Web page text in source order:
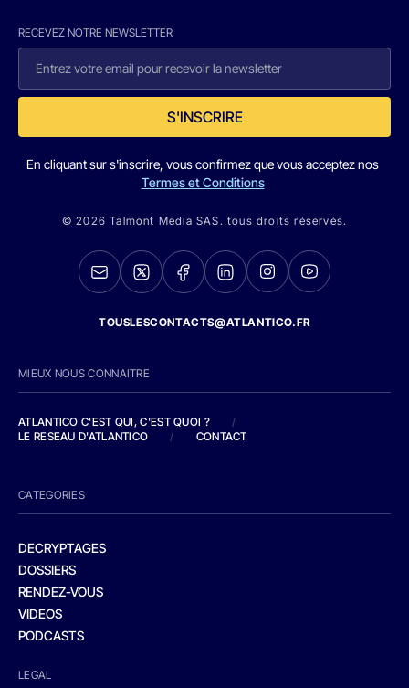
RECEVEZ NOTRE NEWSLETTER
S'INSCRIRE
En cliquant sur s'inscrire, vous confirmez que vous acceptez nos
Termes et Conditions
© 2026 Talmont Media SAS. tous droits réservés.
TOUSLESCONTACTS@ATLANTICO.FR
MIEUX NOUS CONNAITRE
ATLANTICO C'EST QUI, C'EST QUOI ?
/
LE RESEAU D'ATLANTICO
/ CONTACT
CATEGORIES
DECRYPTAGES
DOSSIERS
RENDEZ-VOUS
VIDEOS
PODCASTS
LEGAL